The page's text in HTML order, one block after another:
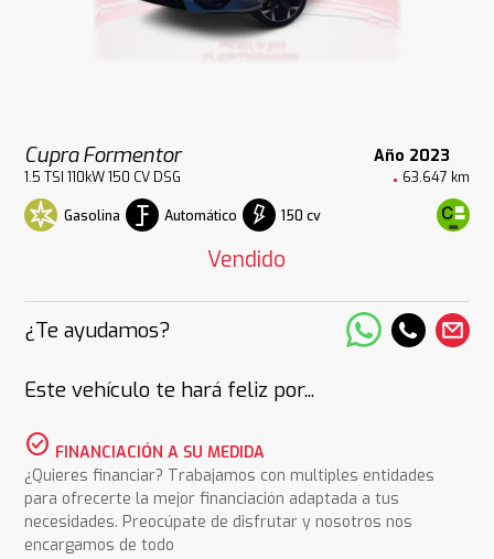
Cupra Formentor Año 2023
1.5 TSI 110kW 150 CV DSG 63.647 km
Gasolina Automático 150 cv
Vendido
¿Te ayudamos?
Este vehículo te hará feliz por...
check_circle FINANCIACIÓN A SU MEDIDA
¿Quieres financiar? Trabajamos con multiples entidades
para ofrecerte la mejor financiación adaptada a tus
necesidades. Preocúpate de disfrutar y nosotros nos
encargamos de todo